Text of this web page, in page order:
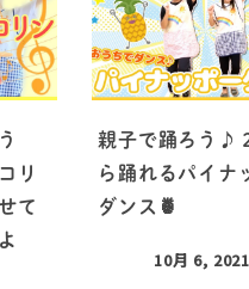
リ
て
親子で踊ろう♪
ら踊れるパイナ
ダンス🍍
10月 6, 2021